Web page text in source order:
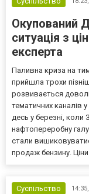
Окупований
ситуація з
експерта
Паливна криза на
прийшла трохи
розвивається
тематичних каналів
десь у березні,
нафтопереробну
стали
продаж бензину.
Суспільство 14:35,